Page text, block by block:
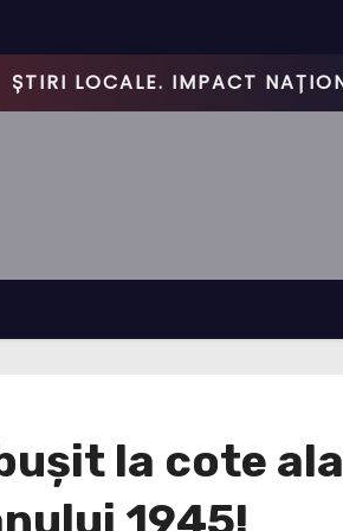
—ȘTIRI PE BUNE! 🔥
la cote